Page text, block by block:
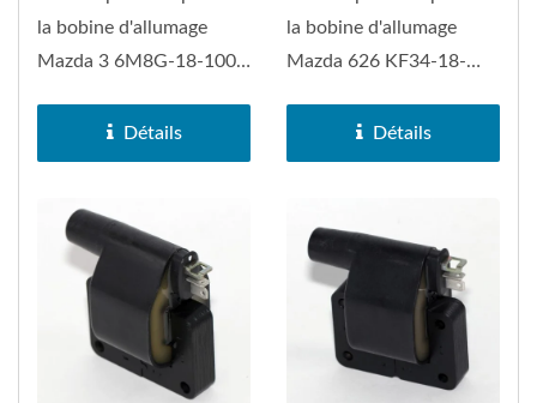
la bobine d'allumage
Mazda 3 6M8G-18-100,
Mazda...
Détails
la bobine d'allumage
Mazda 626 KF34-18-
MX-3, Mazda...
Détails